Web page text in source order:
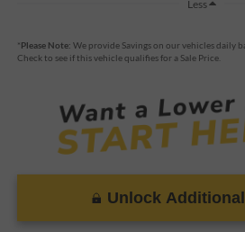
Less
*Please Note: We provide Savings on our vehicles daily
Check to see if this vehicle qualifies for a Sale Price.
Unlock